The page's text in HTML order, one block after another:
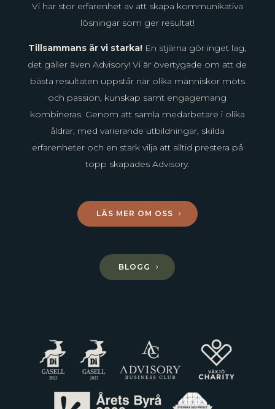
Vi har stor erfarenhet av att skapa kommunikativa
lösningar som ger resultat!
Tillsammans är vi starka! En stjärna gör inget lag,
det gäller även Advisory! Vi är övertygade om att de
bästa resultaten uppstår när olika människor möts
och passion, kunskap samt engagemang
kombineras. Genom att samla medarbetare i olika
åldrar, med varierande utbildningar, skilda
erfarenheter och en stark vilja att alltid prestera på
topp skapades Advisory.
LÄS MER OM OSS
BLOGG